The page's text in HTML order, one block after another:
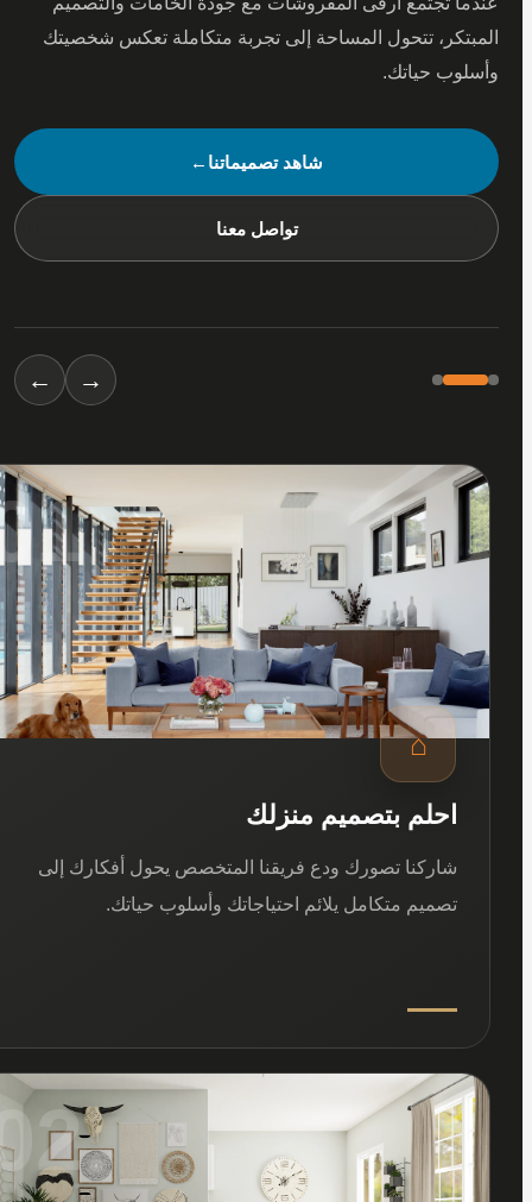
تتحول المساحة إلى تجربة متكاملة تعكس شخصيتك
حياتك.
شاهد تصميماتنا ←
تواصل معنا
←
01
⌂
احلم بتصميم منزلك
شاركنا تصورك ودع فريقنا المتخصص يحول أفكارك إلى
تصميم متكامل يلائم احتياجاتك وأسلوب حياتك.
02